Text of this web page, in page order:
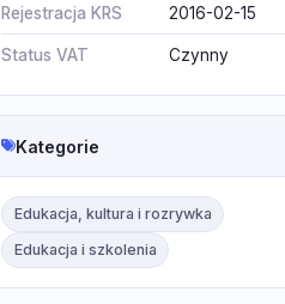
Rejestracja KRS 2016-02-15
Status VAT Czynny
Kategorie
Edukacja, kultura i rozrywka
Edukacja i szkolenia